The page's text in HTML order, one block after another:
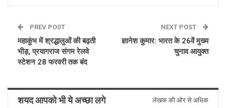
PREV POST
महाकुंभ में श्रद्धालुओं की बढ़ती
भीड़, प्रयागराज संगम रेलवे
स्टेशन 28 फरवरी तक बंद
NEXT POST
ज्ञानेश कुमार: भारत के 26वें मुख्य
चुनाव आयुक्त
शयद आपको भी ये अच्छा लगे लेखक की ओर से अधिक